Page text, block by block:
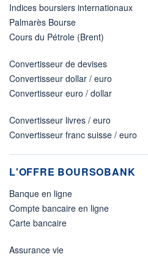
Indices boursiers internationaux
Palmarès Bourse
Cours du Pétrole (Brent)
Convertisseur de devises
Convertisseur dollar / euro
Convertisseur euro / dollar
Convertisseur livres / euro
Convertisseur franc suisse / euro
L'OFFRE BOURSOBANK
Banque en ligne
Compte bancaire en ligne
Carte bancaire
Assurance vie